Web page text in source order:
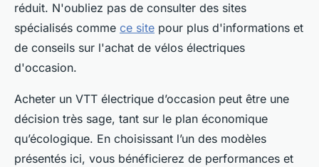
réduit. N'oubliez pas de consulter des sites
spécialisés comme ce site pour plus d'informations et
de conseils sur l'achat de vélos électriques
d'occasion.
Acheter un VTT électrique d’occasion peut être une
décision très sage, tant sur le plan économique
qu’écologique. En choisissant l’un des modèles
présentés ici, vous bénéficierez de performances et